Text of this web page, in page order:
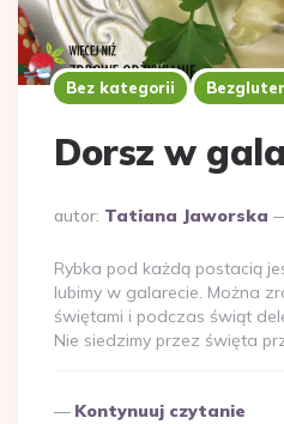
Bez kategorii
Dorsz w
Dodane
autor: Tatiana Jaworska
Rybka pod każdą postacią
lubimy w galarecie. Można
świętami i podczas świąt
Nie siedzimy przez święta
Kontynuuj czytanie